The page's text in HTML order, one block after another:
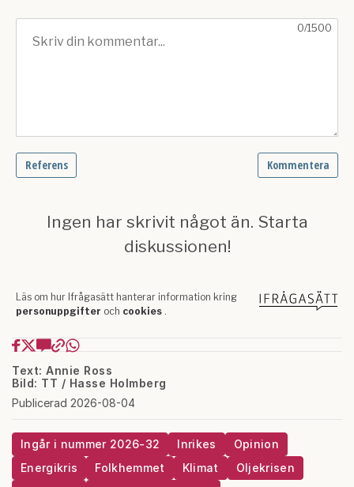
Text: Annie Ross
Bild: TT / Hasse Holmberg
Publicerad 2026-08-04
Ingår i nummer 2026-32 Inrikes
Opinion
Energikris
Folkhemmet Klimat
Oljekrisen